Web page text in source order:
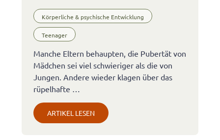
Körperliche & psychische Entwicklung
Teenager
Manche Eltern behaupten, die Pubertät von
Mädchen sei viel schwieriger als die von
Jungen. Andere wieder klagen über das
rüpelhafte …
ARTIKEL LESEN